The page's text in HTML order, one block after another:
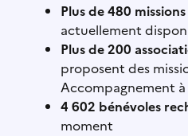
Plus de 480 missions
actuellement
Plus de 200
proposent des
Accompagnement
4 602 bénévoles
moment